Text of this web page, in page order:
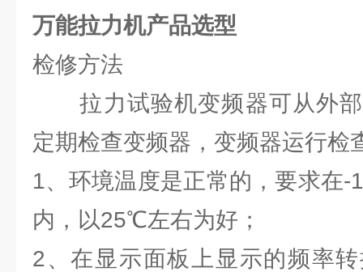
万能拉力机产品选型
检修方法
拉力试验机变频器可从外部
定期检查变频器，变频器运行检
1、环境温度是正常的，要求在
内，以25℃左右为好；
2、在显示面板上显示的频率